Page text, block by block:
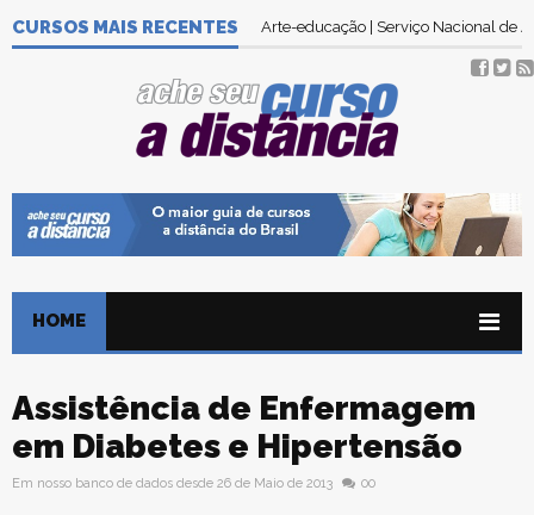
CURSOS MAIS RECENTES Arte-educação | Serviço Nacional de
HOME
Assistência de Enfermagem
em Diabetes e Hipertensão
Em nosso banco de dados desde 26 de Maio de 2013 00